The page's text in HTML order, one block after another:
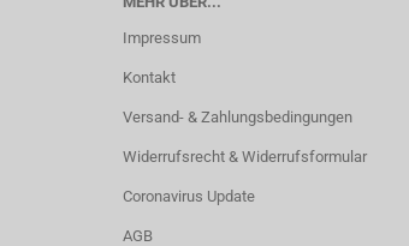
Impressum
Kontakt
Versand- & Zahlungsbedingungen
Widerrufsrecht & Widerrufsformular
Coronavirus Update
AGB